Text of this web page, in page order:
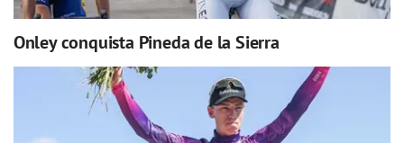
Onley conquista Pineda de la Sierra